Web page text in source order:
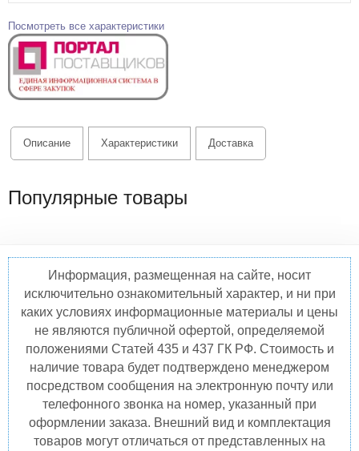
Посмотреть все характеристики
Описание Характеристики Доставка
Популярные товары
Информация, размещенная на сайте, носит
исключительно ознакомительный характер, и ни при
каких условиях информационные материалы и цены
не являются публичной офертой, определяемой
положениями Статей 435 и 437 ГК РФ. Стоимость и
наличие товара будет подтверждено менеджером
посредством сообщения на электронную почту или
телефонного звонка на номер, указанный при
оформлении заказа. Внешний вид и комплектация
товаров могут отличаться от представленных на